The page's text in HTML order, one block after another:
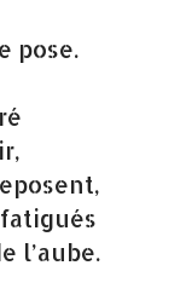
pose.
l’aube.